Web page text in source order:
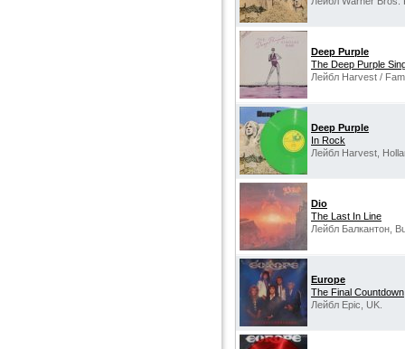
Deep Purple
The Deep Purple
Лейбл Harvest /
Deep Purple
In Rock
Лейбл Harvest,
Dio
The Last In Line
Лейбл Балкантон,
Europe
The Final Countdown
Лейбл Epic, UK.